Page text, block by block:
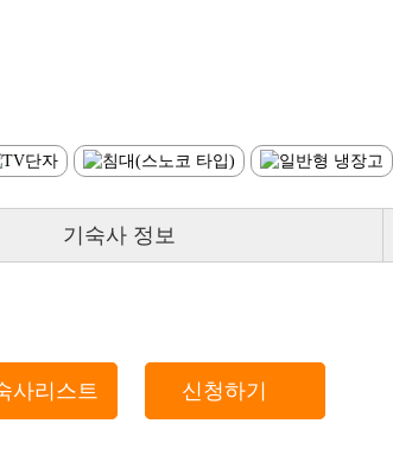
기숙사 정보
사리스트 신청하기